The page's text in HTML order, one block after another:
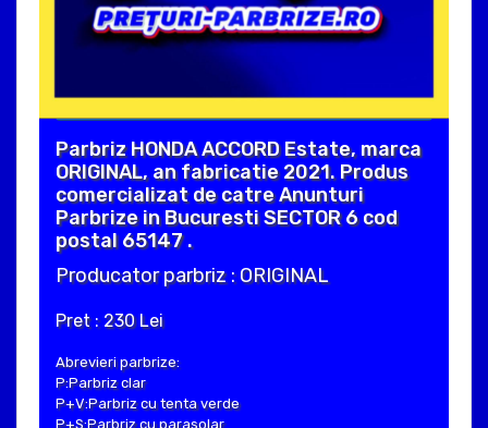
Parbriz HONDA ACCORD Estate, marca
ORIGINAL, an fabricatie 2021. Produs
comercializat de catre Anunturi
Parbrize in Bucuresti SECTOR 6 cod
postal 65147 .
Producator parbriz : ORIGINAL
Pret : 230 Lei
Abrevieri parbrize:
P:Parbriz clar
P+V:Parbriz cu tenta verde
P+S:Parbriz cu parasolar